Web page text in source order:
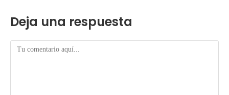
Deja una respuesta